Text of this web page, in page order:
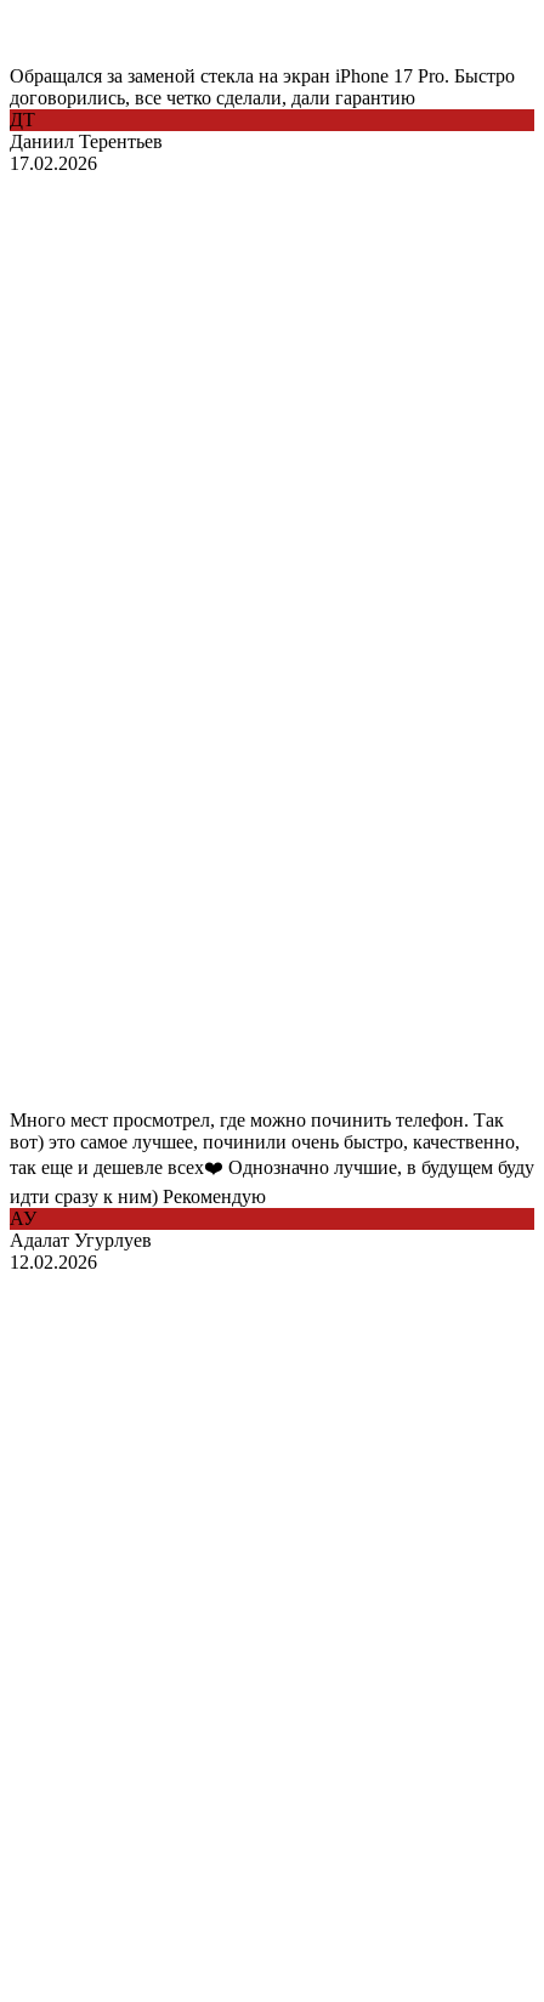
Обращался за заменой стекла на экран iPhone 17 Pro. Быстро
договорились, все четко сделали, дали гарантию
ДТ
Даниил Терентьев
17.02.2026
Много мест просмотрел, где можно починить телефон. Так
вот) это самое лучшее, починили очень быстро, качественно,
так еще и дешевле всех❤️ Однозначно лучшие, в будущем буду
идти сразу к ним) Рекомендую
АУ
Адалат Угурлуев
12.02.2026